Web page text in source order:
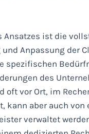
Ansatzes ist die
Anpassung der
spezifischen
des
oft vor Ort, im
kann aber auch von
verwaltet